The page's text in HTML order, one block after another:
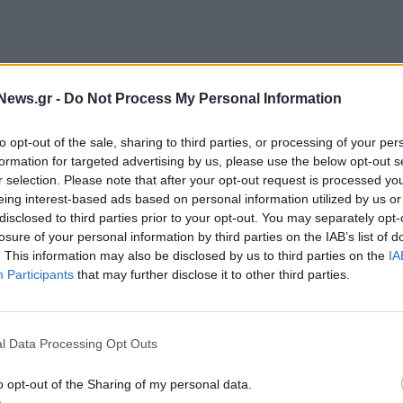
- Do Not Process My Personal Information
opt-out of the sale, sharing to third parties, or processing of your
for targeted advertising by us, please use the below opt-out
selection. Please note that after your opt-out request is processed
interest-based ads based on personal information utilized by us
to third parties prior to your opt-out. You may separately
of your personal information by third parties on the IAB’s list of
This information may also be disclosed by us to third parties on the
Participants that may further disclose it to other third parties.
Data Processing Opt Outs
opt-out of the Sharing of my personal data.
30 Ιουλίου 2025, αφορούσε την ανταλλαγή
Euronext, με σχέση ανταλλαγής0,050 μετοχές
Κεφαλαιαγοράς στις 6 Οκτωβρίου 2025,
πρόταση.
ορίου επιτυχίας
στις17 Νοεμβρίου 2025
ανασταλμένων).